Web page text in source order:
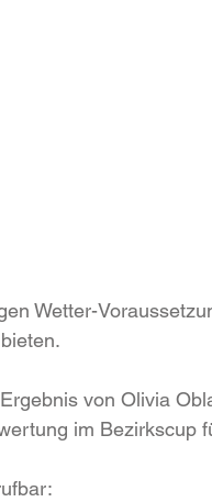
Wetter-
von Olivia
im Bezirkscup